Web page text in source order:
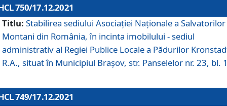
750/17.12.2021
Titlu: Stabilirea sediului Asociației Naționale a Salvatorilor
Montani din România, în incinta imobilului - sediul
administrativ al Regiei Publice Locale a Pădurilor
R.A., situat în Municipiul Braşov, str. Panselelor nr. 23, bl.
749/17.12.2021